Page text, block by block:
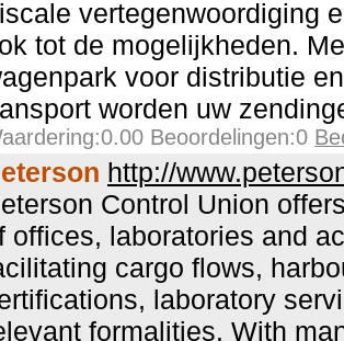
vertegenwoordiging
tot de mogelijkheden.
voor distributie
worden uw
Beoordelingen:0
http://
Control Union
offices, laboratories and
cargo flows,
laboratory
formalities. With